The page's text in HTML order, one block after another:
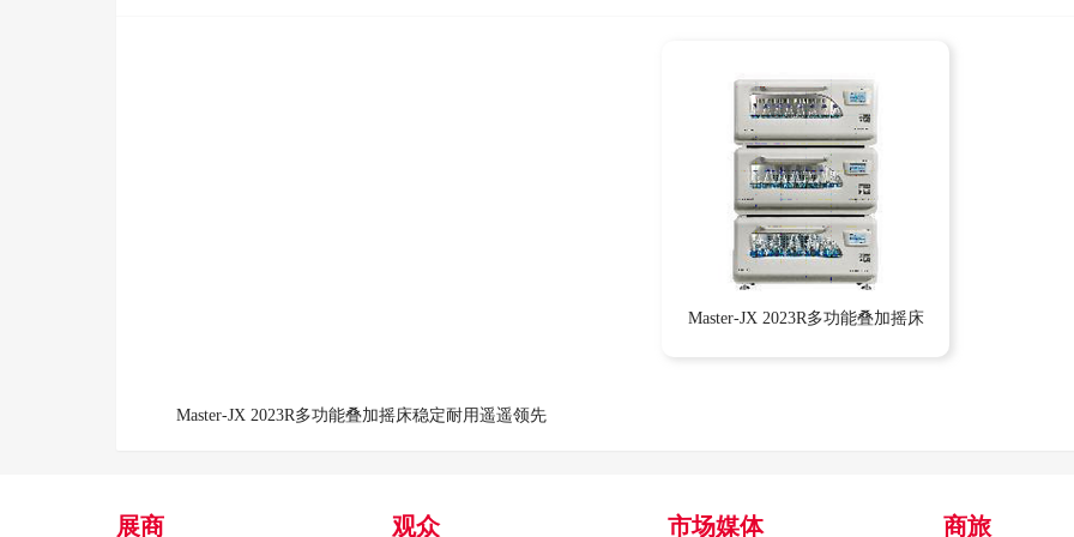
Master-JX 2023R多功能叠加摇床
Master-JX 2023R多功能叠加摇床稳定耐用遥遥领先
展商 观众 市场媒体 商旅